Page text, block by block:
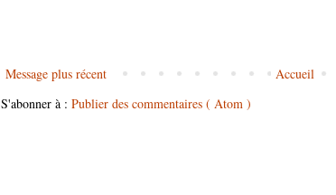
Message plus récent
Accueil
S'abonner à : Publier des commentaires ( Atom )